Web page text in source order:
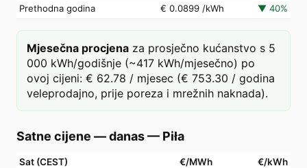
Prethodna godina
€ 0.0899 /kWh ▼ 40%
Mjesečna procjena za prosječno kućanstvo s 5
000 kWh/godišnje (~417 kWh/mjesečno) po
ovoj cijeni: € 62.78 / mjesec (€ 753.30 / godina
veleprodajno, prije poreza i mrežnih naknada).
Satne cijene — danas— Piła
Sat (CEST) €/MWh €/kWh